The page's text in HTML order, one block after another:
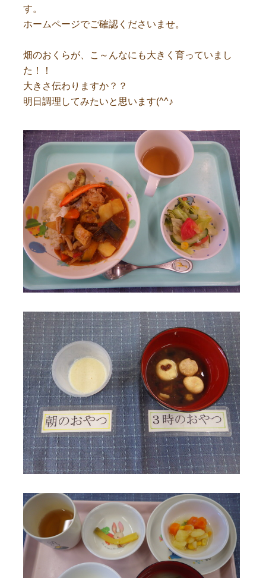
す。
ホームページでご確認くださいませ。
畑のおくらが、こ～んなにも大きく育っていまし
た！！
大きさ伝わりますか？？
明日調理してみたいと思います(^^♪